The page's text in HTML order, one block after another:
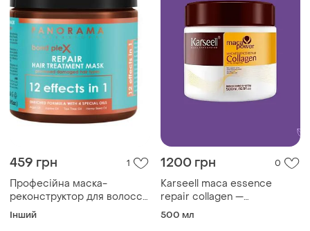
459 грн 1
Професійна маска-
реконструктор для волосся
panorama "глибоке
Інший
1200 грн 0
Karseell maca essence
repair collagen —
професійна маска-
500 мл